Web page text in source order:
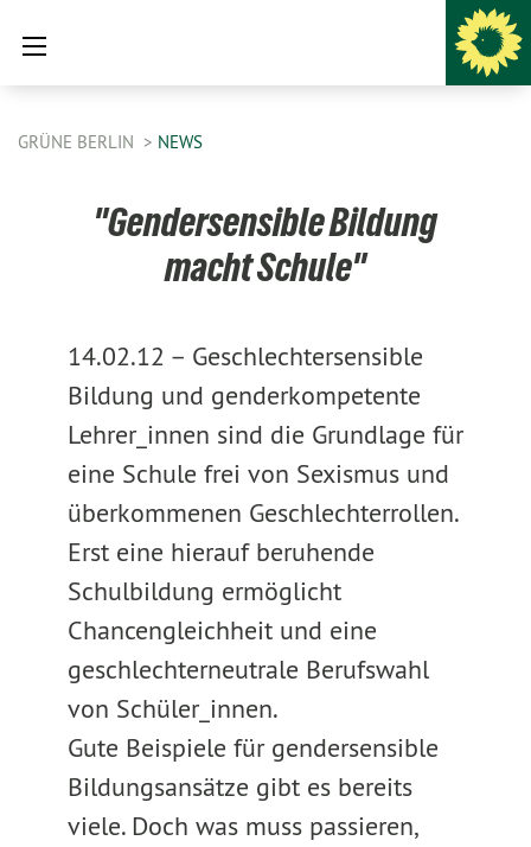
GRÜNE BERLIN NEWS
"Gendersensible Bildung
macht Schule"
14.02.12 – Geschlechtersensible
Bildung und genderkompetente
Lehrer_innen sind die Grundlage für
eine Schule frei von Sexismus und
überkommenen Geschlechterrollen.
Erst eine hierauf beruhende
Schulbildung ermöglicht
Chancengleichheit und eine
geschlechterneutrale Berufswahl
von Schüler_innen.
Gute Beispiele für gendersensible
Bildungsansätze gibt es bereits
viele. Doch was muss passieren,